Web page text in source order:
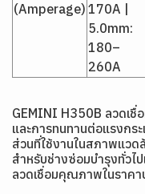
(Amperage) 170A |
5.0mm:
180–
260A
GEMINI H350B ลวดเชื่
และการทนทานต่อแรงกร
ส่วนที่ใช้งานในสภาพแว
สำหรับช่างซ่อมบำรุงทั่วไ
ลวดเชื่อมคุณภาพในราคา